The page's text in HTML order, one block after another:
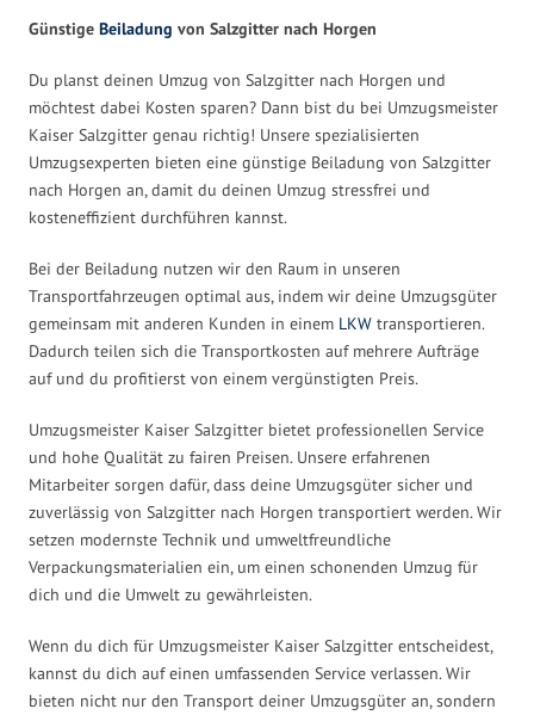
Günstige Beiladung von Salzgitter nach Horgen
Du planst deinen Umzug von Salzgitter nach Horgen und
möchtest dabei Kosten sparen? Dann bist du bei Umzugsmeister
Kaiser Salzgitter genau richtig! Unsere spezialisierten
Umzugsexperten bieten eine günstige Beiladung von Salzgitter
nach Horgen an, damit du deinen Umzug stressfrei und
kosteneffizient durchführen kannst.
Bei der Beiladung nutzen wir den Raum in unseren
Transportfahrzeugen optimal aus, indem wir deine Umzugsgüter
gemeinsam mit anderen Kunden in einem LKW transportieren.
Dadurch teilen sich die Transportkosten auf mehrere Aufträge
auf und du profitierst von einem vergünstigten Preis.
Umzugsmeister Kaiser Salzgitter bietet professionellen Service
und hohe Qualität zu fairen Preisen. Unsere erfahrenen
Mitarbeiter sorgen dafür, dass deine Umzugsgüter sicher und
zuverlässig von Salzgitter nach Horgen transportiert werden. Wir
setzen modernste Technik und umweltfreundliche
Verpackungsmaterialien ein, um einen schonenden Umzug für
dich und die Umwelt zu gewährleisten.
Wenn du dich für Umzugsmeister Kaiser Salzgitter entscheidest,
kannst du dich auf einen umfassenden Service verlassen. Wir
bieten nicht nur den Transport deiner Umzugsgüter an, sondern